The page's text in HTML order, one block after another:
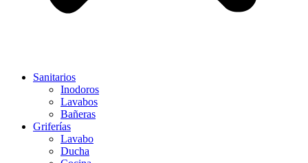
Sanitarios
Inodoros
Lavabos
Bañeras
Griferías
Lavabo
Ducha